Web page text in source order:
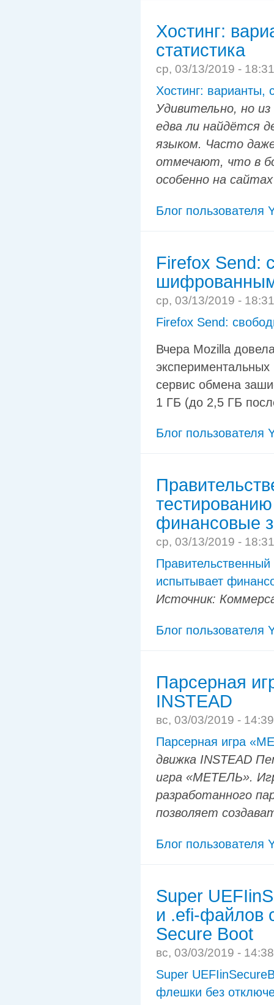
Хостинг:
статистика
ср, 03/13/2019 -
Хостинг: варианты,
Удивительно, но
едва ли найдётся
языком. Часто
отмечают, что в
особенно на
Блог пользователя
Firefox Send:
ср, 03/13/2019 -
Firefox Send:
Вчера Mozilla
сервис обмена
1 ГБ (до 2,5 ГБ
Блог пользователя
финансовые
ср, 03/13/2019 -
испытывает
Источник:
Блог пользователя
Парсерная
INSTEAD
вс, 03/03/2019 -
Парсерная игра
движка INSTEAD
игра «МЕТЕЛЬ».
разработанного
позволяет
Блог пользователя
Super
и .efi-файлов
Secure Boot
вс, 03/03/2019 -
Super
флешки без